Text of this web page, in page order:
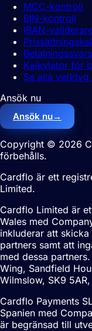
MCC-kontroll
BIN-kontroll
IBAN-
Kalkylator för
Se alla verktyg
Ansök nu
Ansök nu→
Copyright © 2026
förbehålls.
Cardflo är ett
Limited.
Cardflo Limited är
Wales med
inkluderar att
partners samt att
med dessa
Wing, Sandfield
Wilmslow, SK9
Cardflo Payments
Spanien med
är begränsad till